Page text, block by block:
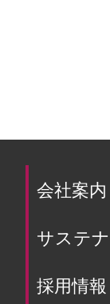
会社案内
サステ
採用情報